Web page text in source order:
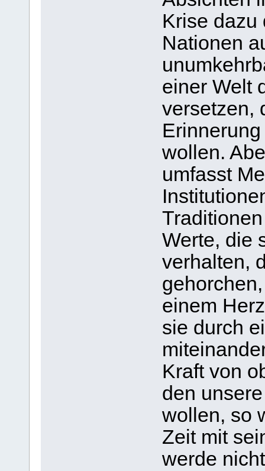
Krise dazu
Nationen
einer Welt
versetzen,
wollen.
umfasst
Werte, die
verhalten,
einem
sie durch
Kraft von
den
wollen, so
Zeit mit
werde